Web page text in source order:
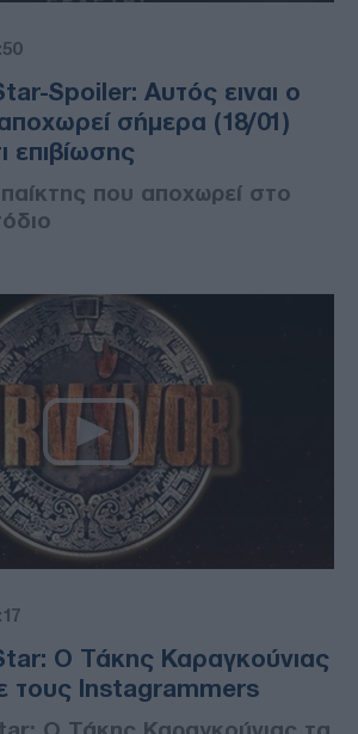
Spoiler: Αυτός ειναι ο
σήμερα (18/01)
επιβίωσης
που αποχωρεί στο
Ο Τάκης Καραγκούνιας
τους Instagrammers